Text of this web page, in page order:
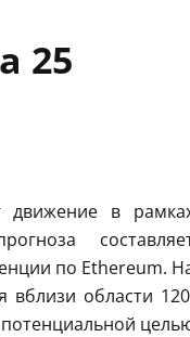
25
движение в
по Ethereum.
вблизи области